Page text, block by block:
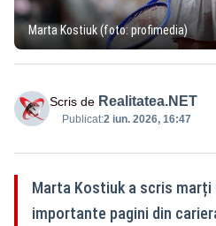
Marta Kostiuk (foto: profimedia)
Scris de Realitatea.NET
Publicat:2 iun. 2026, 16:47
Marta Kostiuk a scris marți
importante pagini din